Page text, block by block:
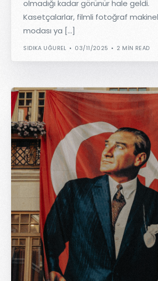
olmadığı kadar görünür hale geldi.
Kasetçalarlar, filmli fotoğraf
modası ya […]
SIDIKA UĞUREL 03/11/2025 2 MIN READ